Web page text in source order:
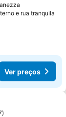
e rua tranquila
Ver preços
favoritos